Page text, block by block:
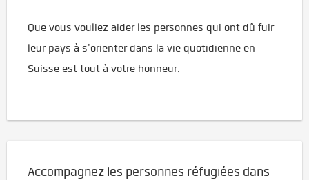
Que vous vouliez aider les personnes qui ont dû fuir
leur pays à s'orienter dans la vie quotidienne en
Suisse est tout à votre honneur.
Accompagnez les personnes réfugiées dans